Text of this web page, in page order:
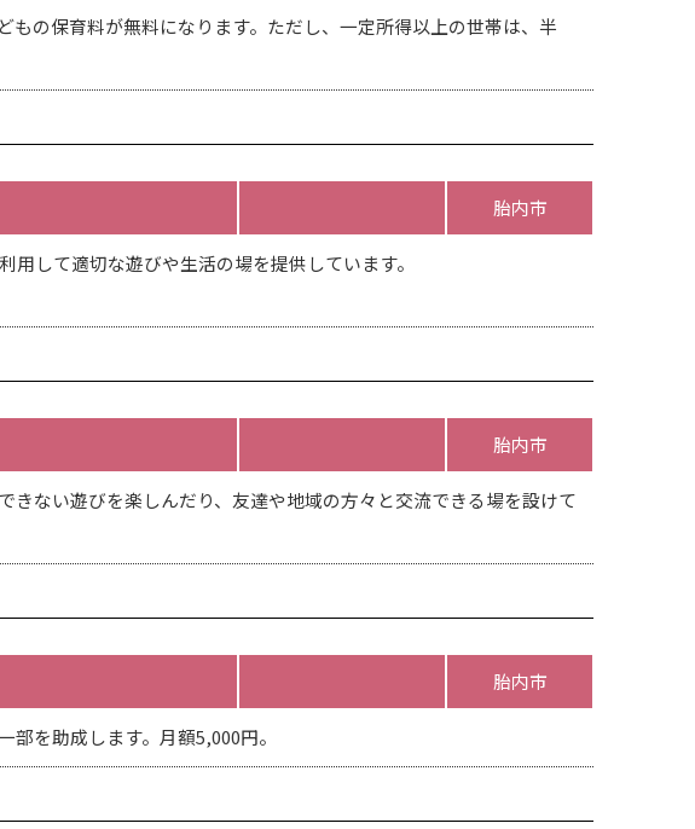
の保育料が無料になります。ただし、一定所得以上の世帯は、半
胎内市
して適切な遊びや生活の場を提供しています。
胎内市
ない遊びを楽しんだり、友達や地域の方々と交流できる場を設けて
胎内市
を助成します。月額5,000円。